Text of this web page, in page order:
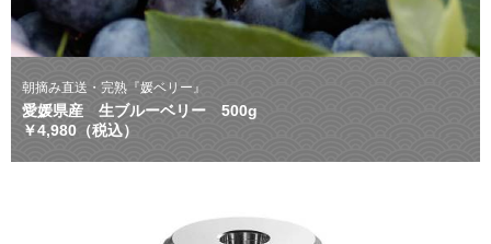
朝摘み直送・完熟『媛ベリー』
愛媛県産 生ブルーベリー 500g
￥4,980（税込）